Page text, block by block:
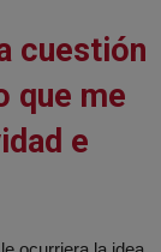
cuestión
que me
e